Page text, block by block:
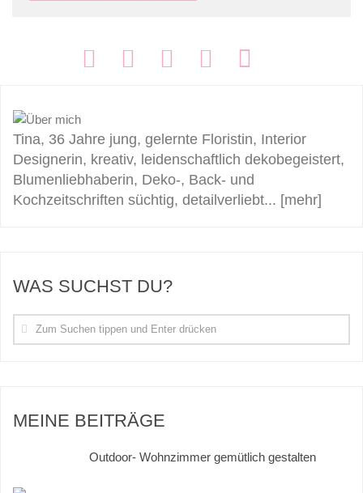
Tina, 36 Jahre jung, gelernte Floristin, Interior
Designerin, kreativ, leidenschaftlich dekobegeistert,
Blumenliebhaberin, Deko-, Back- und
Kochzeitschriften süchtig, detailverliebt... [mehr]
WAS SUCHST DU?
MEINE BEITRÄGE
Outdoor- Wohnzimmer gemütlich gestalten